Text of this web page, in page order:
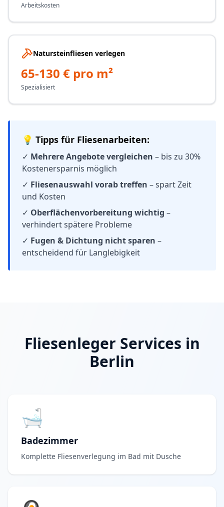
Arbeitskosten
Natursteinfliesen verlegen
65-130 € pro m²
Spezialisiert
💡 Tipps für Fliesenarbeiten:
✓ Mehrere Angebote vergleichen – bis zu 30%
Kostenersparnis möglich
✓ Fliesenauswahl vorab treffen – spart Zeit
und Kosten
✓ Oberflächenvorbereitung wichtig –
verhindert spätere Probleme
✓ Fugen & Dichtung nicht sparen –
entscheidend für Langlebigkeit
Fliesenleger Services in
Berlin
🛁
Badezimmer
Komplette Fliesenverlegung im Bad mit Dusche